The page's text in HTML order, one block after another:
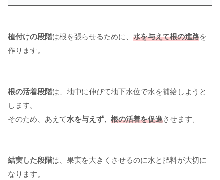
植付けの段階は根を張らせるために、 水を与えて根の進路を
作ります。
根の活着段階は、地中に伸びて地下水位で水を補給しようと
します。
そのため、あえて水を与えず、 根の活着を促進させます。
結実した段階は、果実を大きくさせるのに水と肥料が大切に
なります。